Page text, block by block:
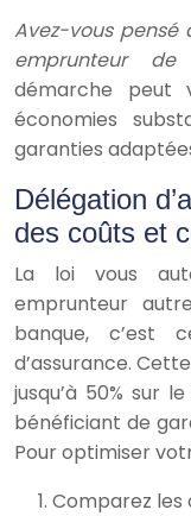
Avez-vous pensé
emprunteur
démarche peut
économies
garanties
Délégation
des coûts et
La loi vous
emprunteur
banque, c’est
d’assurance.
jusqu’à 50% sur
bénéficiant de
Pour optimiser
Comparez les